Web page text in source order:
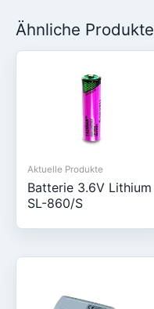
Ähnliche Produkte
Aktuelle Produkte
Batterie 3.6V Lithium
SL-860/S